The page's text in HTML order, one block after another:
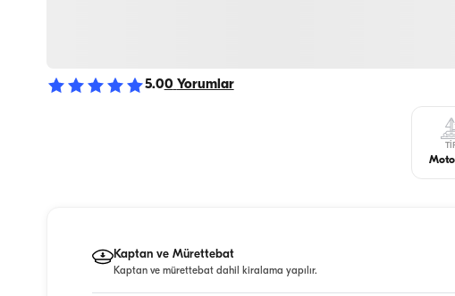
5.00 Yorumlar
Kaptan ve Mürettebat
Kaptan ve mürettebat dahil kiralama yapılır.